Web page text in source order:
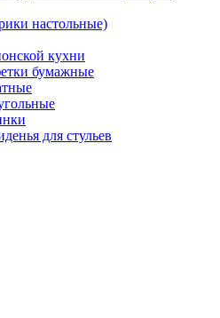
настольные)
кухни
бумажные
для стульев